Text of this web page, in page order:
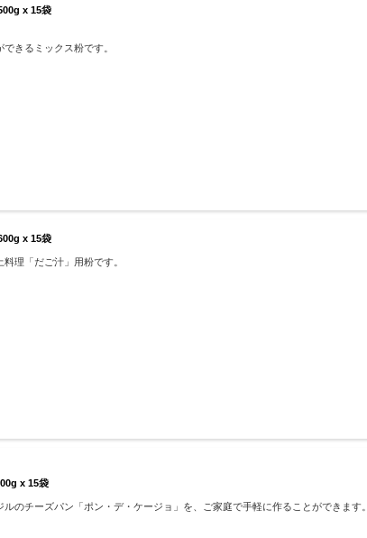
x 15袋
きるミックス粉です。
x 15袋
理「だご汁」用粉です。
x 15袋
のチーズパン「ポン・デ・ケージョ」を、ご家庭で手軽に作ることができます。